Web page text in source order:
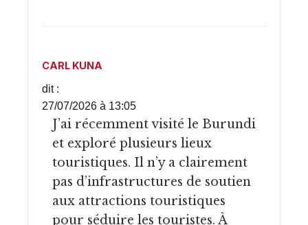
CARL KUNA
dit :
27/07/2026 à 13:05
J’ai récemment visité le Burundi
et exploré plusieurs lieux
touristiques. Il n’y a clairement
pas d’infrastructures de soutien
aux attractions touristiques
pour séduire les touristes. À